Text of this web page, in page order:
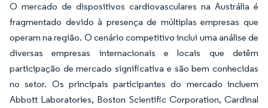
O mercado de dispositivos cardiovasculares na Austrália é
fragmentado devido à presença de múltiplas empresas que
operam na região. O cenário competitivo inclui uma análise de
diversas empresas internacionais e locais que detêm
participação de mercado significativa e são bem conhecidas
no setor. Os principais participantes do mercado incluem
Abbott Laboratories, Boston Scientific Corporation, Cardinal